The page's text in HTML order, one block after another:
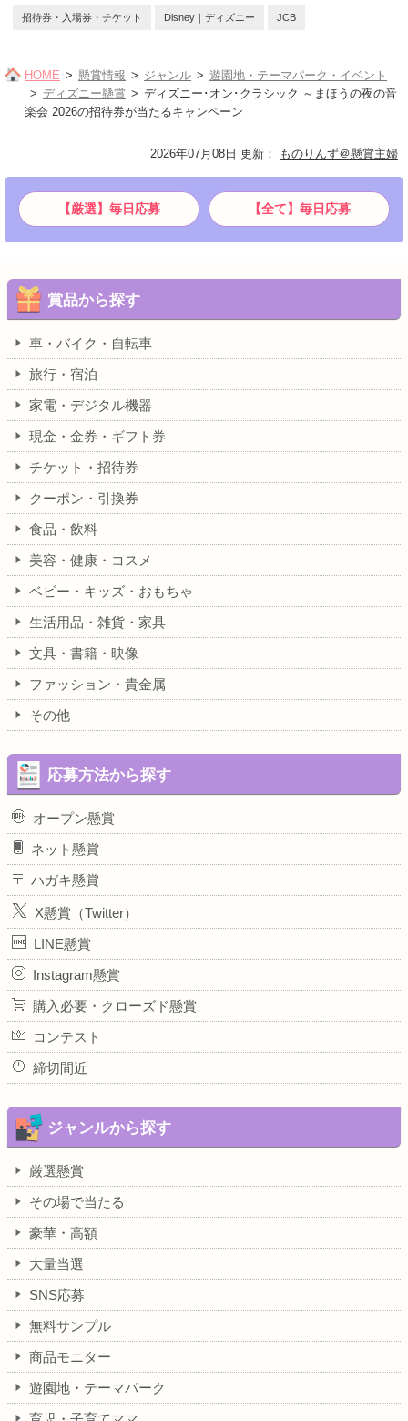
招待券・入場券・チケット Disney｜ディズニー JCB
HOME 懸賞情報 ジャンル
遊園地・テーマパーク・イベント
ディズニー懸賞
ディズニー･オン･クラシック ～まほうの夜の音
楽会 2026の招待券が当たるキャンペーン
2026年07月08日 更新 ： ものりんず＠懸賞主婦
【厳選】毎日応募 【全て】毎日応募
賞品から探す
車・バイク・自転車
旅行・宿泊
家電・デジタル機器
現金・金券・ギフト券
チケット・招待券
クーポン・引換券
食品・飲料
美容・健康・コスメ
ベビー・キッズ・おもちゃ
生活用品・雑貨・家具
文具・書籍・映像
ファッション・貴金属
その他
応募方法から探す
オープン懸賞
ネット懸賞
ハガキ懸賞
X懸賞（Twitter）
LINE懸賞
Instagram懸賞
購入必要・クローズド懸賞
コンテスト
締切間近
ジャンルから探す
厳選懸賞
その場で当たる
豪華・高額
大量当選
SNS応募
無料サンプル
商品モニター
遊園地・テーマパーク